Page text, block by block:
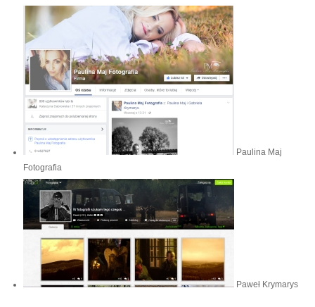
Paulina Maj
Fotografia
Paweł Krymarys